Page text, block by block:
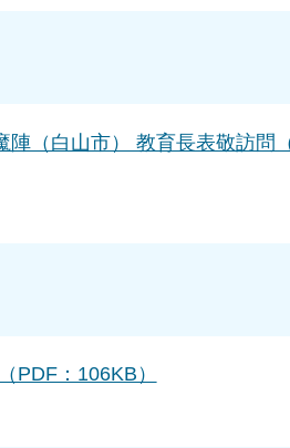
（白山市） 教育長表敬訪問
PDF：106KB）